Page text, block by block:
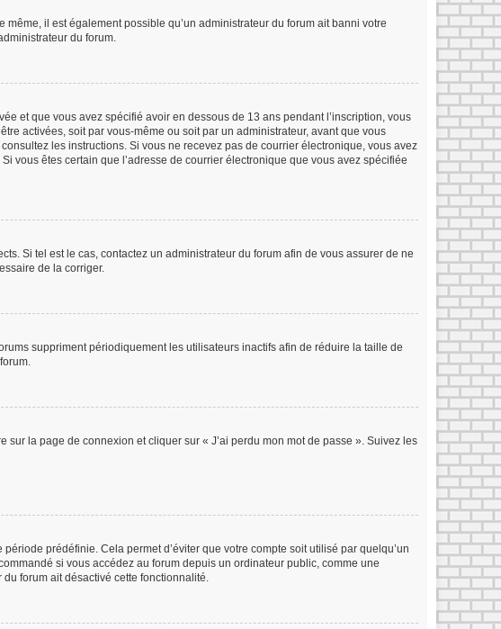
même, il est également possible qu’un administrateur du forum ait banni votre
du forum.
et que vous avez spécifié avoir en dessous de 13 ans pendant l’inscription, vous
activées, soit par vous-même ou soit par un administrateur, avant que vous
les instructions. Si vous ne recevez pas de courrier électronique, vous avez
vous êtes certain que l’adresse de courrier électronique que vous avez spécifiée
Si tel est le cas, contactez un administrateur du forum afin de vous assurer de ne
de la corriger.
suppriment périodiquement les utilisateurs inactifs afin de réduire la taille de
la page de connexion et cliquer sur « J’ai perdu mon mot de passe ». Suivez les
prédéfinie. Cela permet d’éviter que votre compte soit utilisé par quelqu’un
si vous accédez au forum depuis un ordinateur public, comme une
du forum ait désactivé cette fonctionnalité.